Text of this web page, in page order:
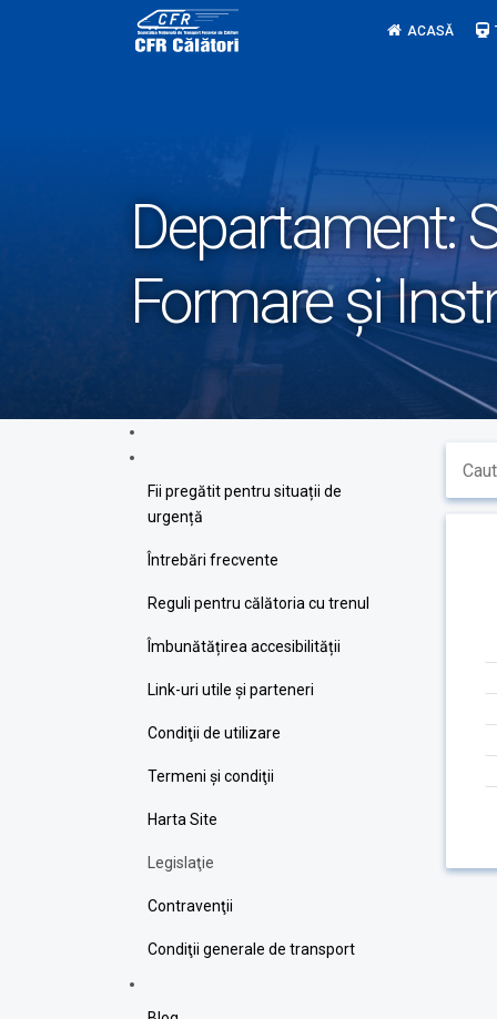
ACASĂ
Departament:
Formare și
Fii pregătit pentru situații de
urgență
Întrebări frecvente
Reguli pentru călătoria cu trenul
Îmbunătățirea accesibilității
Link-uri utile şi parteneri
Condiţii de utilizare
Termeni şi condiţii
Harta Site
Legislaţie
Contravenţii
Condiţii generale de transport